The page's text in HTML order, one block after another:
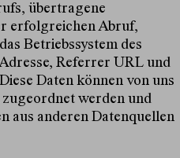
übertragene
erfolgreichen Abruf,
Betriebssystem des
Referrer URL und
Daten können von uns
werden und
aus anderen Datenquellen